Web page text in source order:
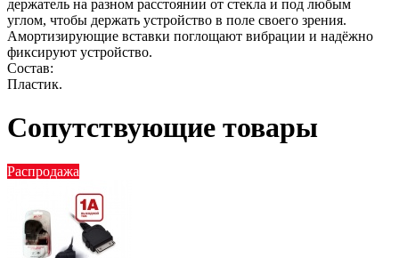
держатель на разном расстоянии от стекла и под любым
углом, чтобы держать устройство в поле своего зрения.
Амортизирующие вставки поглощают вибрации и надёжно
фиксируют устройство.
Состав:
Пластик.
Сопутствующие товары
Распродажа